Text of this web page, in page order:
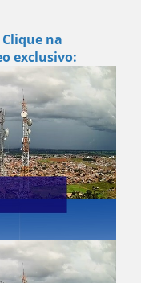
Clique na
exclusivo: